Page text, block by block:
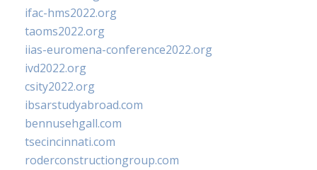
ifac-hms2022.org
taoms2022.org
iias-euromena-conference2022.org
ivd2022.org
csity2022.org
ibsarstudyabroad.com
bennusehgall.com
tsecincinnati.com
roderconstructiongroup.com